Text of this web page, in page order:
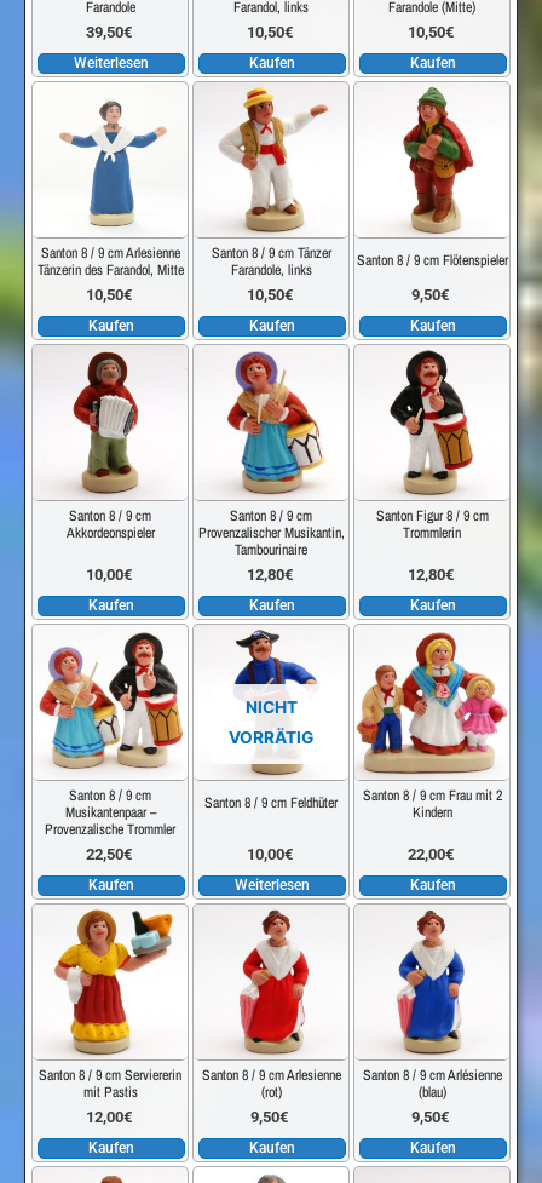
Farandole
39,50€
Weiterlesen
Farandol, links
10,50€
Kaufen
Farandole (Mitte)
10,50€
Kaufen
Santon 8 / 9 cm Arlesienne
Tänzerin des Farandol, Mitte
10,50€
Kaufen
Santon 8 / 9 cm Tänzer
Farandole, links
10,50€
Kaufen
Santon 8 / 9 cm Flötenspieler
9,50€
Kaufen
Santon 8 / 9 cm
Akkordeonspieler
10,00€
Kaufen
Santon 8 / 9 cm
Provenzalischer Musikantin,
Tambourinaire
12,80€
Kaufen
Santon Figur 8 / 9 cm
Trommlerin
12,80€
Kaufen
Santon 8 / 9 cm
Musikantenpaar –
Provenzalische Trommler
22,50€
Kaufen
NICHT
VORRÄTIG
Santon 8 / 9 cm Feldhüter
10,00€
Weiterlesen
Santon 8 / 9 cm Frau mit 2
Kindern
22,00€
Kaufen
Santon 8 / 9 cm Serviererin
mit Pastis
12,00€
Kaufen
Santon 8 / 9 cm Arlesienne
(rot)
9,50€
Kaufen
Santon 8 / 9 cm Arlésienne
(blau)
9,50€
Kaufen